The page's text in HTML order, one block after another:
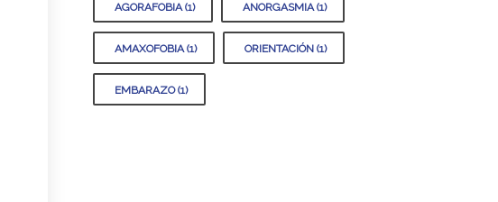
AGORAFOBIA (1) ANORGASMIA (1)
AMAXOFOBIA (1) ORIENTACIÓN (1)
EMBARAZO (1)